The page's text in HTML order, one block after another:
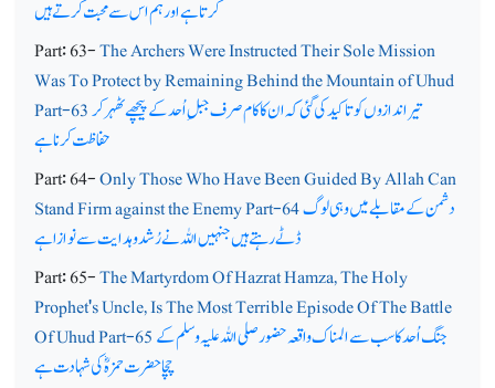
کرتاہے اور ہم اس سے محبت کرتے ہیں
Part: 63-The Archers Were Instructed Their Sole Mission
Was To Protect by Remaining Behind the Mountain of Uhud
Part-63تیر اندازوں کو تاکید کی گئی کہ ان کا کام صرف جبلِ اُحد کے پیچھے ٹھہر کر
حفاظت کرنا ہے
Part: 64-Only Those Who Have Been Guided By Allah Can
Stand Firm against the Enemy Part-64دشمن کے مقابلے میں وہی لوگ
ڈٹے رہتے ہیں جنہیں اللہ نے رُشد و ہدایت سے نوازاہے
Part: 65-The Martyrdom Of Hazrat Hamza, The Holy
Prophet's Uncle, Is The Most Terrible Episode Of The Battle
Of Uhud Part-65جنگ اُحد کا سب سے المناک واقعہ حضور صلی اللہ علیہ وسلم کے
چچا حضرت حمزہؓ کی شہادت ہے